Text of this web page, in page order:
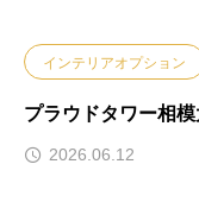
インテリアオプション
プラウドタワー相
2026.06.12